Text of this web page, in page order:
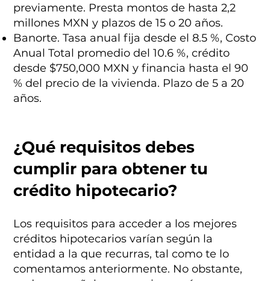
previamente. Presta montos de hasta 2,2
millones MXN y plazos de 15 o 20 años.
Banorte. Tasa anual fija desde el 8.5 %, Costo
Anual Total promedio del 10.6 %, crédito
desde $750,000 MXN y financia hasta el 90
% del precio de la vivienda. Plazo de 5 a 20
años.
¿Qué requisitos debes
cumplir para obtener tu
crédito hipotecario?
Los requisitos para acceder a los mejores
créditos hipotecarios varían según la
entidad a la que recurras, tal como te lo
comentamos anteriormente. No obstante,